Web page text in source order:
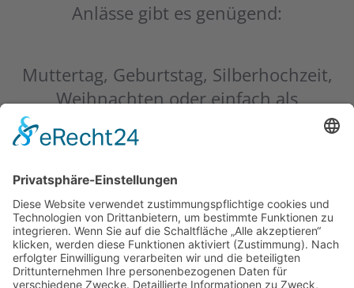
Anlässe gibt es genügend:
Muttertag, Geburtstag, Silberhochzeit,
Weihnachten oder einfach als
Schenken Sie eine Busreise oder einen
Wertgutschein vonBusreisen
Hirsche!